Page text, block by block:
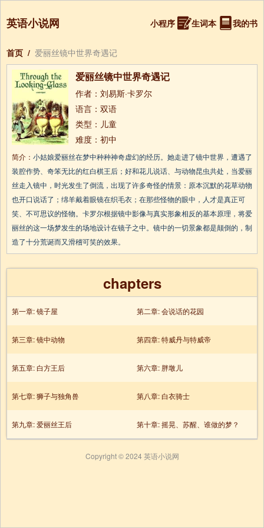
英语小说网 小程序 生词本 我的书
首页 / 爱丽丝镜中世界奇遇记
爱丽丝镜中世界奇遇记
作者：刘易斯·卡罗尔
语言：双语
类型：儿童
难度：初中
简介： 小姑娘爱丽丝在梦中种种神奇虚幻的经历。她走进了镜中世界，遭遇了
装腔作势、奇笨无比的红白棋王后；好和花儿说话、与动物昆虫共处，当爱丽
丝走入镜中，时光发生了倒流，出现了许多奇怪的情景：原本沉默的花草动物
也开口说话了；绵羊戴着眼镜在织毛衣；在那些怪物的眼中，人才是真正可
笑、不可思议的怪物。卡罗尔根据镜中影像与真实形象相反的基本原理，将爱
丽丝的这一场梦发生的场地设计在镜子之中。镜中的一切景象都是颠倒的，制
造了十分荒诞而又滑稽可笑的效果。
chapters
第一章: 镜子屋 第二章: 会说话的花园
第三章: 镜中动物 第四章: 特威丹与特威帝
第五章: 白方王后 第六章: 胖墩儿
第七章: 狮子与独角兽 第八章: 白衣骑士
第九章: 爱丽丝王后 第十章: 摇晃、苏醒、谁做的梦？
Copyright © 2024 英语小说网